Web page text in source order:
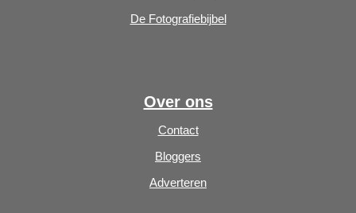
De Fotografiebijbel
Over ons
Contact
Bloggers
Adverteren